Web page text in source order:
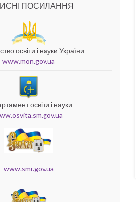
ПОСИЛАННЯ
освіти і науки України
www.mon.gov.ua
освіти і науки
www.smr.gov.ua